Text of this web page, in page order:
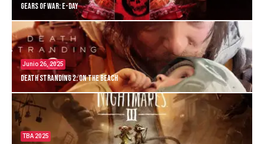
Gears of War: E-Day
Junio 26, 2025
Death Stranding 2: On the Beach
TBA 2025